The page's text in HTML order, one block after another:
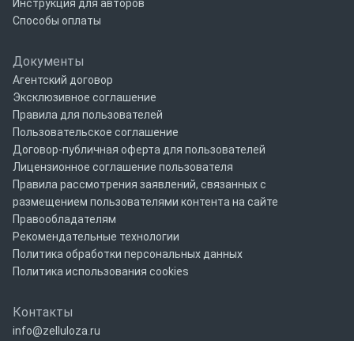
Инструкция для авторов
Способы оплаты
Документы
Агентский договор
Эксклюзивное соглашение
Правила для пользователей
Пользовательское соглашение
Договор-публичная оферта для пользователей
Лицензионное соглашение пользователя
Правила рассмотрения заявлений, связанных с
размещением пользователями контента на сайте
Правообладателям
Рекомендательные технологии
Политика обработки персональных данных
Политика использования cookies
Контакты
info@zelluloza.ru